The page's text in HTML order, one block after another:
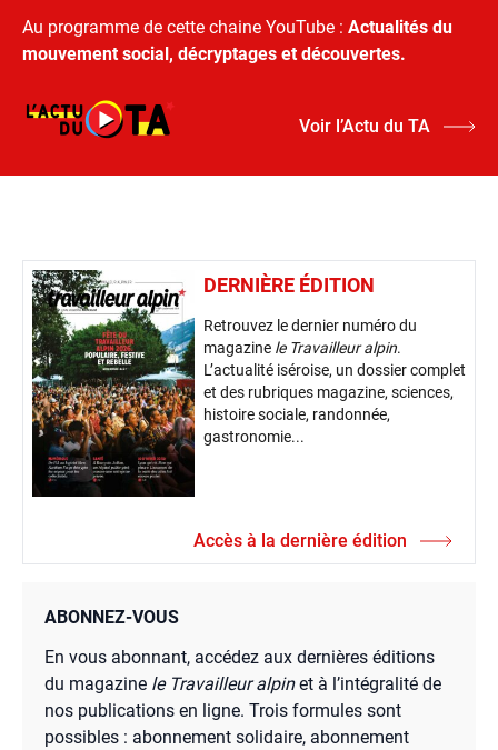
Au programme de cette chaine YouTube : Actualités du
mouvement social, décryptages et découvertes.
Voir l’Actu du TA
DERNIÈRE ÉDITION
Retrouvez le dernier numéro du
magazine le Travailleur alpin.
L’actualité iséroise, un dossier complet
et des rubriques magazine, sciences,
histoire sociale, randonnée,
gastronomie...
Accès à la dernière édition
ABONNEZ-VOUS
En vous abonnant, accédez aux dernières éditions
du magazine le Travailleur alpinet à l’intégralité de
nos publications en ligne. Trois formules sont
possibles : abonnement solidaire, abonnement